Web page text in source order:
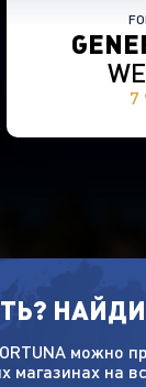
7
можно
магазинах на